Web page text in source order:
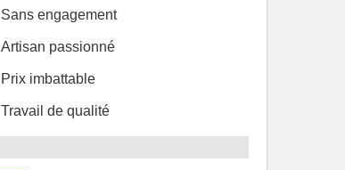
Sans engagement
Artisan passionné
Prix imbattable
Travail de qualité